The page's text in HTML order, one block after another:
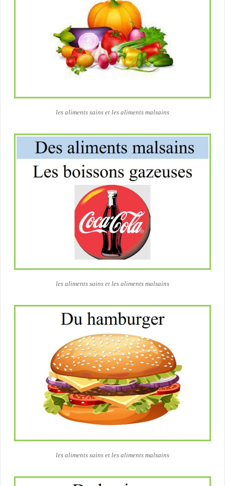
les aliments sains et les aliments malsains
les aliments sains et les aliments malsains
les aliments sains et les aliments malsains